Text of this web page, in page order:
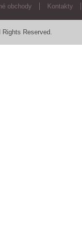
obchody Kontakty
Reserved.